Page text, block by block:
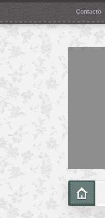
Contacto